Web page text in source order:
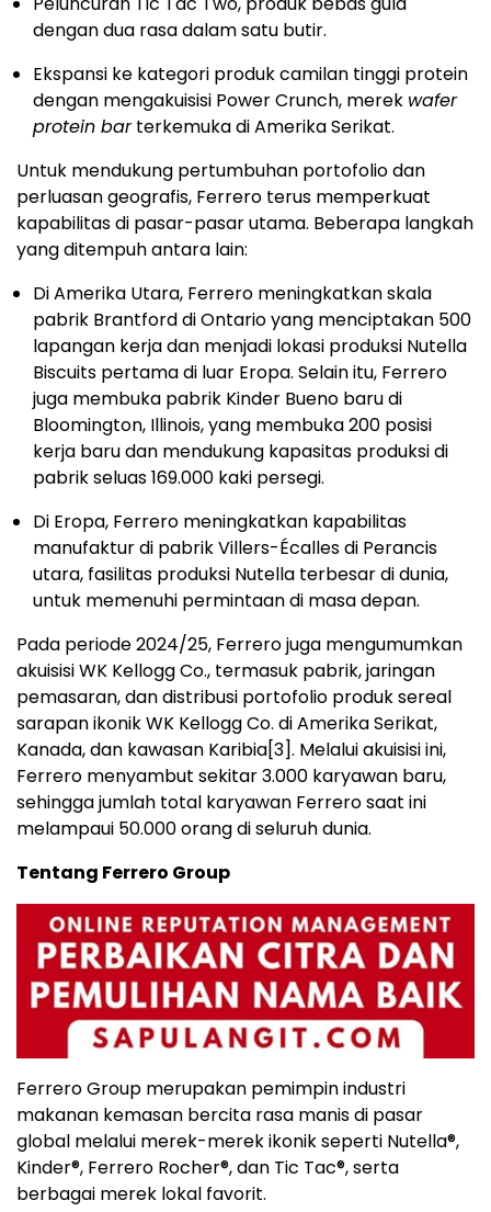
dengan dua rasa dalam satu butir.
Ekspansi ke kategori produk camilan tinggi protein
dengan mengakuisisi Power Crunch, merek wafer
protein barterkemuka di Amerika Serikat.
Untuk mendukung pertumbuhan portofolio dan
perluasan geografis, Ferrero terus memperkuat
kapabilitas di pasar-pasar utama. Beberapa langkah
yang ditempuh antara lain:
Di Amerika Utara, Ferrero meningkatkan skala
pabrik Brantford di Ontario yang menciptakan 500
lapangan kerja dan menjadi lokasi produksi Nutella
Biscuits pertama di luar Eropa. Selain itu, Ferrero
juga membuka pabrik Kinder Bueno baru di
Bloomington, Illinois, yang membuka 200 posisi
kerja baru dan mendukung kapasitas produksi di
pabrik seluas 169.000 kaki persegi.
Di Eropa, Ferrero meningkatkan kapabilitas
manufaktur di pabrik Villers-Écalles di Perancis
utara, fasilitas produksi Nutella terbesar di dunia,
untuk memenuhi permintaan di masa depan.
Pada periode 2024/25, Ferrero juga mengumumkan
akuisisi WK Kellogg Co., termasuk pabrik, jaringan
pemasaran, dan distribusi portofolio produk sereal
sarapan ikonik WK Kellogg Co. di Amerika Serikat,
Kanada, dan kawasan Karibia[3]. Melalui akuisisi ini,
Ferrero menyambut sekitar 3.000 karyawan baru,
sehingga jumlah total karyawan Ferrero saat ini
melampaui 50.000 orang di seluruh dunia.
Tentang Ferrero Group
Ferrero Group merupakan pemimpin industri
makanan kemasan bercita rasa manis di pasar
global melalui merek-merek ikonik seperti Nutella®,
Kinder®, Ferrero Rocher®, dan Tic Tac®, serta
berbagai merek lokal favorit.